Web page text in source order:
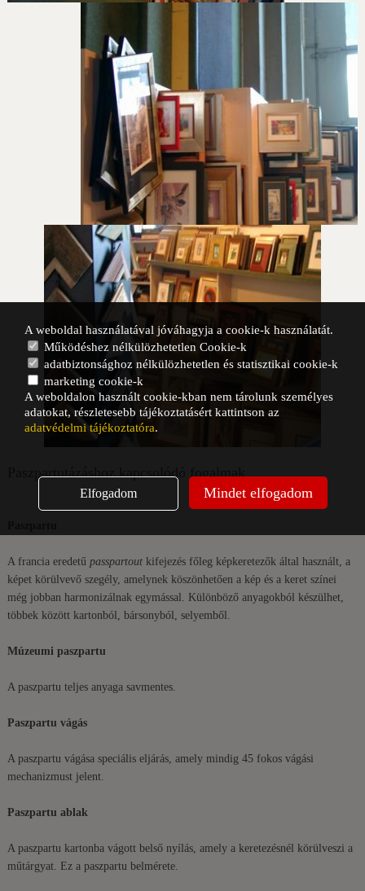
A francia eredetű passpartoutkifejezés főleg képkeretezők által használt, a
képet körülvevő szegély, amelynek köszönhetően a kép és a keret színei
még jobban harmonizálnak egymással. Különböző anyagokból készülhet,
többek között kartonból, bársonyból, selyemből.
Múzeumi paszpartu
A paszpartu teljes anyaga savmentes.
Paszpartu vágás
A paszpartu vágása speciális eljárás, amely mindig 45 fokos vágási
mechanizmust jelent.
Paszpartu ablak
A paszpartu kartonba vágott belső nyílás, amely a keretezésnél körülveszi a
műtárgyat. Ez a paszpartu belmérete.
A weboldal használatával jóváhagyja a cookie-k használatát.
Működéshez nélkülözhetetlen Cookie-k
adatbiztonsághoz nélkülözhetetlen és statisztikai cookie-k
marketing cookie-k
A weboldalon használt cookie-kban nem tárolunk személyes
adatokat, részletesebb tájékoztatásért kattintson az
adatvédelmi tájékoztatóra.
Elfogadom Mindet elfogadom